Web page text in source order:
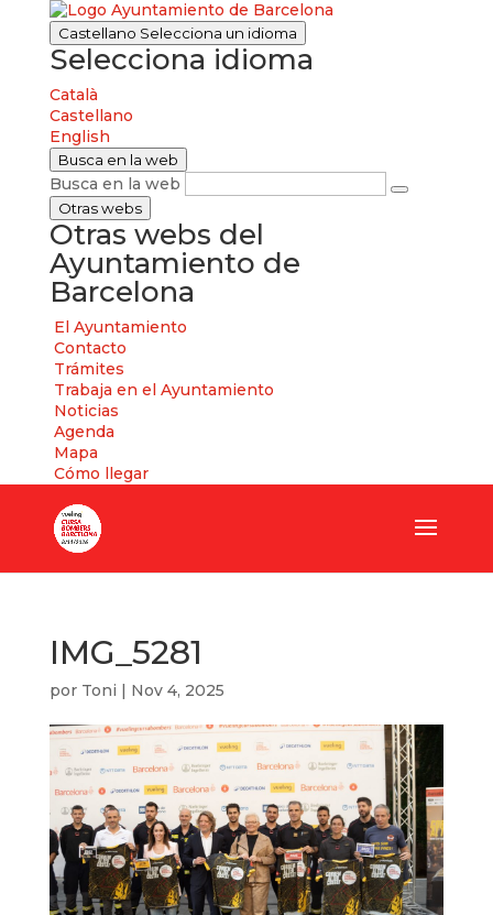
Castellano Selecciona un idioma
Selecciona idioma
Català
Castellano
English
Busca en la web
Busca en la web
Otras webs
Otras webs del
Ayuntamiento de
Barcelona
El Ayuntamiento
Contacto
Trámites
Trabaja en el Ayuntamiento
Noticias
Agenda
Mapa
Cómo llegar
IMG_5281
por Toni | Nov 4, 2025